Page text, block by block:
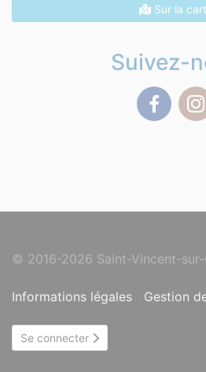
Sur la
Suivez-
© 2016-2026 Saint-Vincent-sur-
Informations légales Gestion
Se connecter